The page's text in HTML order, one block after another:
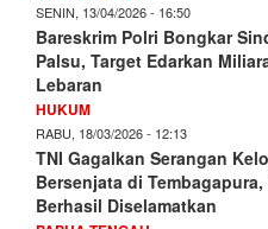
SENIN, 13/04/2026 - 16:50
Bareskrim Polri Bongkar
Palsu, Target Edarkan
Lebaran
HUKUM
RABU, 18/03/2026 - 12:13
TNI Gagalkan Serangan
Bersenjata di
Berhasil Diselamatkan